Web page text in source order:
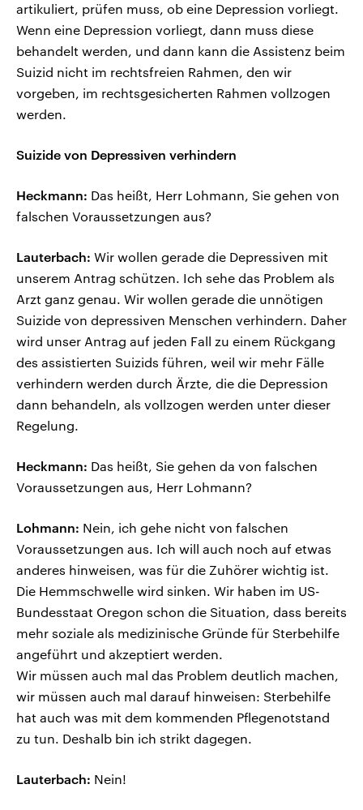
artikuliert, prüfen muss, ob eine Depression vorliegt.
Wenn eine Depression vorliegt, dann muss diese
behandelt werden, und dann kann die Assistenz beim
Suizid nicht im rechtsfreien Rahmen, den wir
vorgeben, im rechtsgesicherten Rahmen vollzogen
werden.
Suizide von Depressiven verhindern
Heckmann: Das heißt, Herr Lohmann, Sie gehen von
falschen Voraussetzungen aus?
Lauterbach: Wir wollen gerade die Depressiven mit
unserem Antrag schützen. Ich sehe das Problem als
Arzt ganz genau. Wir wollen gerade die unnötigen
Suizide von depressiven Menschen verhindern. Daher
wird unser Antrag auf jeden Fall zu einem Rückgang
des assistierten Suizids führen, weil wir mehr Fälle
verhindern werden durch Ärzte, die die Depression
dann behandeln, als vollzogen werden unter dieser
Regelung.
Heckmann: Das heißt, Sie gehen da von falschen
Voraussetzungen aus, Herr Lohmann?
Lohmann: Nein, ich gehe nicht von falschen
Voraussetzungen aus. Ich will auch noch auf etwas
anderes hinweisen, was für die Zuhörer wichtig ist.
Die Hemmschwelle wird sinken. Wir haben im US-
Bundesstaat Oregon schon die Situation, dass bereits
mehr soziale als medizinische Gründe für Sterbehilfe
angeführt und akzeptiert werden.
Wir müssen auch mal das Problem deutlich machen,
wir müssen auch mal darauf hinweisen: Sterbehilfe
hat auch was mit dem kommenden Pflegenotstand
zu tun. Deshalb bin ich strikt dagegen.
Lauterbach: Nein!